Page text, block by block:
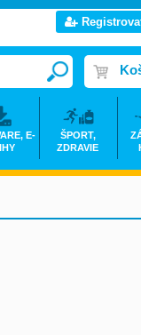
E-
ŠPORT,
ZDRAVIE